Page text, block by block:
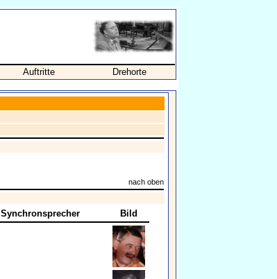
Auftritte Drehorte
nach oben
Synchronsprecher Bild